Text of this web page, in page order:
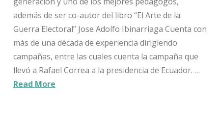
además de ser co-autor del libro “El Arte de la
Guerra Electoral” Jose Adolfo Ibinarriaga Cuenta con
más de una década de experiencia dirigiendo
campañas, entre las cuales cuenta la campaña que
llevó a Rafael Correa a la presidencia de Ecuador. …
Read More